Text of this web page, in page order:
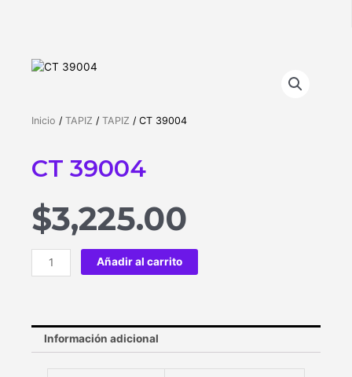
Inicio / TAPIZ / TAPIZ / CT 39004
CT 39004
$3,225.00
Añadir al carrito
Información adicional